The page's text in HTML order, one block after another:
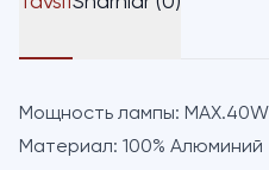
Мощность лампы: MAX.40W
Материал: 100% Алюминий